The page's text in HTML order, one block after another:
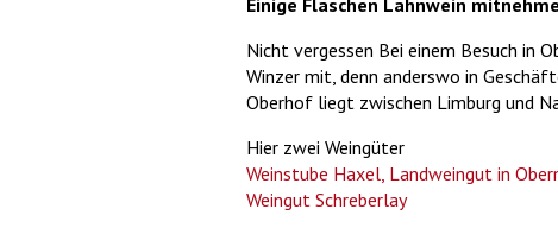
Einige Flaschen Lahnwein
Nicht vergessen Bei einem Besuch in
Winzer mit, denn anderswo in
Oberhof liegt zwischen Limburg und
Hier zwei Weingüter
Weinstube Haxel, Landweingut in
Weingut Schreberlay